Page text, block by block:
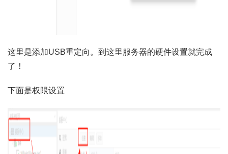
这里是添加USB重定向。到这里服务器的硬件设置就完成
了！
下面是权限设置